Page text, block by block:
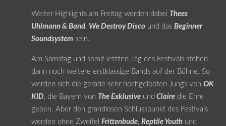
Weiter Highlights am Freitag werden dabei Thees
Uhlmann & Band, We Destroy Discound das Beginner
Soundsystem sein.
Am Samstag und somit letzten Tag des Festivals stehen
dann noch weitere erstklassige Bands auf der Bühne. So
werden sich die gerade sehr hochgelobten Jungs von OK
KID, die Bayern von The Exklusiveund Clairedie Ehre
geben. Aber den grandiosen Schlusspunkt des Festivals
werden ohne Zweifel Frittenbude, Reptile Youthund